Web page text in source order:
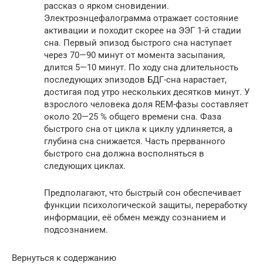
рассказ о ярком сновидении.
Электроэнцефалограмма отражает состояние
активации и походит скорее на ЭЭГ 1-й стадии
сна. Первый эпизод быстрого сна наступает
через 70—90 минут от момента засыпания,
длится 5—10 минут. По ходу сна длительность
последующих эпизодов БДГ-сна нарастает,
достигая под утро нескольких десятков минут. У
взрослого человека доля REM-фазы составляет
около 20—25 % общего времени сна. Фаза
быстрого сна от цикла к циклу удлиняется, а
глубина сна снижается. Часть прерванного
быстрого сна должна восполняться в
следующих циклах.
Предполагают, что быстрый сон обеспечивает
функции психологической защиты, переработку
информации, её обмен между сознанием и
подсознанием.
Вернуться к содержанию